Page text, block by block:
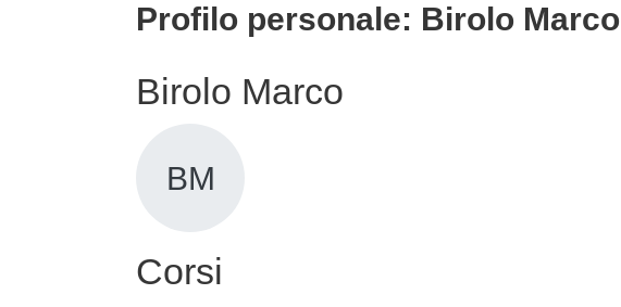
Profilo personale: Birolo Marco
Birolo Marco
BM
Corsi